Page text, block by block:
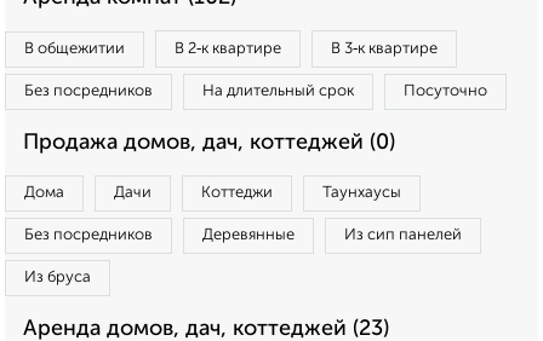
В общежитии В 2‑к квартире В 3‑к квартире
Без посредников На длительный срок Посуточно
Продажа домов, дач, коттеджей (0)
Дома Дачи Коттеджи Таунхаусы
Без посредников Деревянные Из сип панелей
Из бруса
Аренда домов, дач, коттеджей (23)